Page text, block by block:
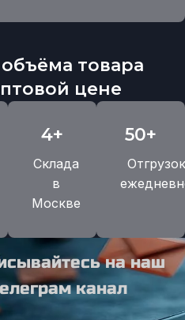
товара
цене
4+
Склада
в
Москве
50+
Отгрузок
на наш
канал